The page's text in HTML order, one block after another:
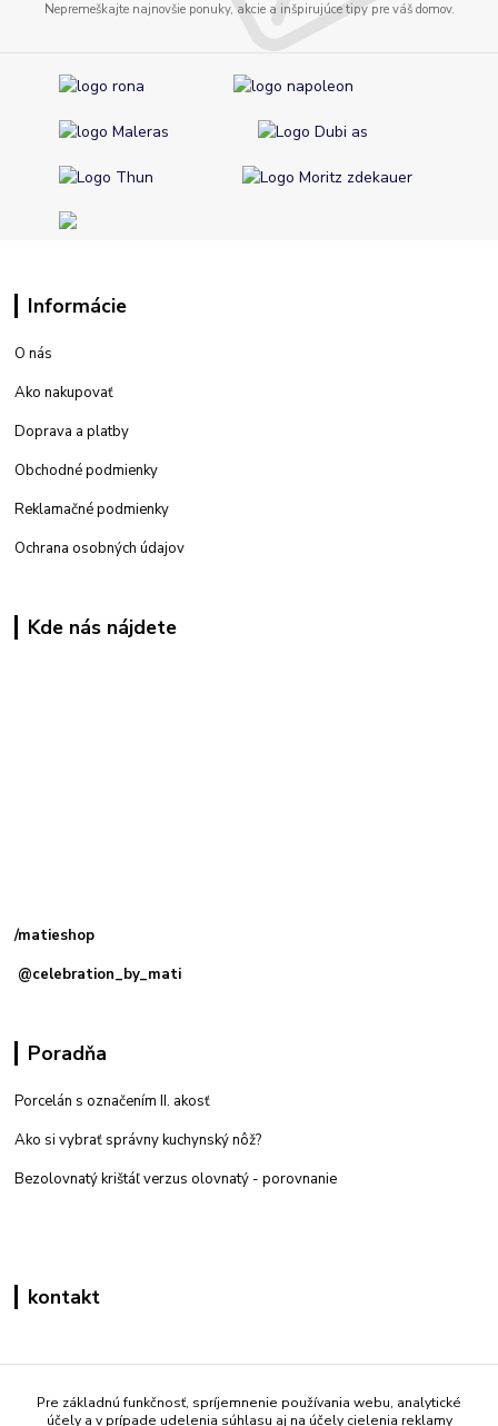
Nepremeškajte najnovšie ponuky, akcie a inšpirujúce tipy pre váš domov.
Informácie
O nás
Ako nakupovať
Doprava a platby
Obchodné podmienky
Reklamačné podmienky
Ochrana osobných údajov
Kde nás nájdete
/matieshop
@celebration_by_mati
Poradňa
Porcelán s označením II. akosť
Ako si vybrať správny kuchynský nôž?
Bezolovnatý krištáľ verzus olovnatý - porovnanie
kontakt
+421 908 861 051
Pre základnú funkčnosť, spríjemnenie používania webu, analytické
účely a v prípade udelenia súhlasu aj na účely cielenia reklamy